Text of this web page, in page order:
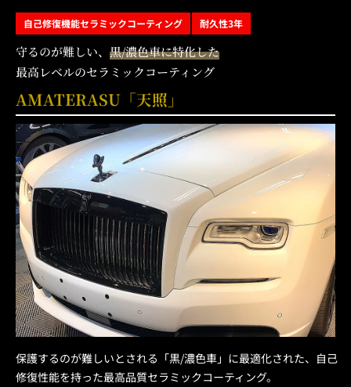
自己修復機能セラミックコーティング 耐久性3年
守るのが難しい、 黒/濃色車に特化した
最高レベルのセラミックコーティング
AMATERASU「天照」
保護するのが難しいとされる「黒/濃色車」に最適化された、自己
修復性能を持った最高品質セラミックコーティング。